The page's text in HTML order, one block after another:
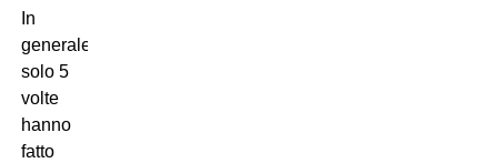
In
generale
solo 5
volte
hanno
fatto